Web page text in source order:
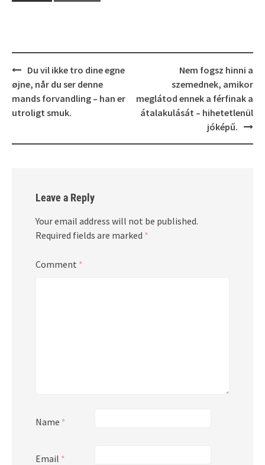
Post
navigation
Du vil ikke tro dine egne
øjne, når du ser denne
mands forvandling – han er
utroligt smuk.
Nem fogsz hinni a
szemednek, amikor
meglátod ennek a férfinak a
átalakulását – hihetetlenül
jóképű.
Leave a Reply
Your email address will not be published.
Required fields are marked *
Comment *
Name *
Email *